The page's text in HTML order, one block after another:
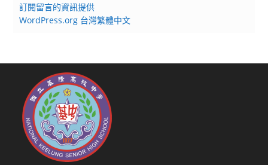
訂閱留言的資訊提供
WordPress.org 台灣繁體中文